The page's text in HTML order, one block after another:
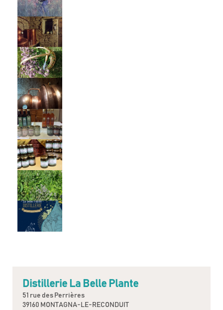
Distillerie La Belle Plante
51 rue des Perrières
39160 MONTAGNA-LE-RECONDUIT